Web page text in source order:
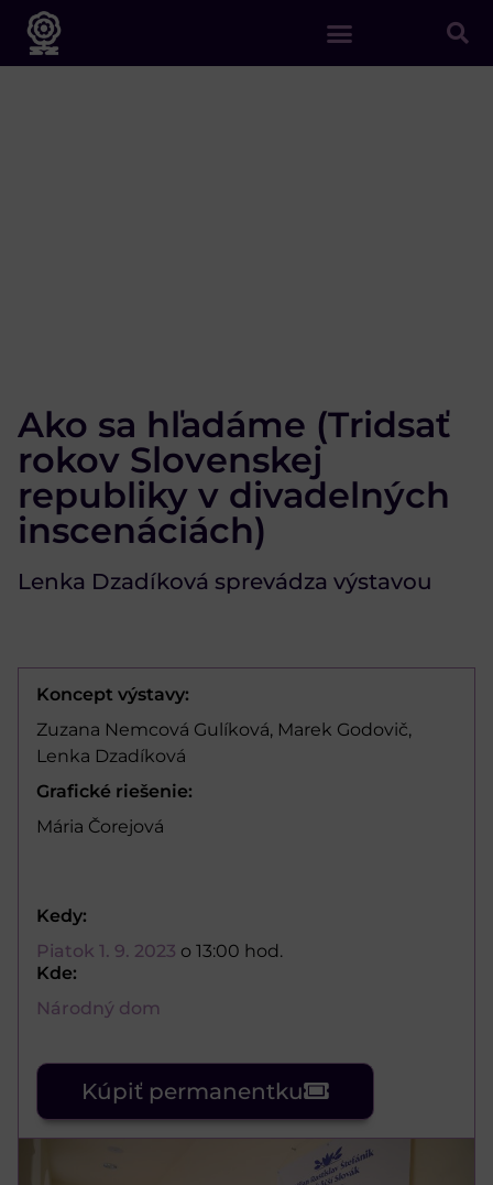
Ako sa hľadáme (Tridsať
rokov Slovenskej
republiky v divadelných
inscenáciách)
Lenka Dzadíková sprevádza výstavou
Koncept výstavy:
Zuzana Nemcová Gulíková, Marek Godovič,
Lenka Dzadíková
Grafické riešenie:
Mária Čorejová
Kedy:
Piatok 1. 9. 2023 o 13:00 hod.
Kde:
Národný dom
Kúpiť permanentku